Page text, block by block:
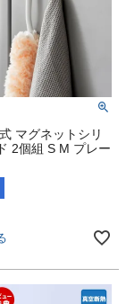
マグネットシリ
2個組 S M プレー